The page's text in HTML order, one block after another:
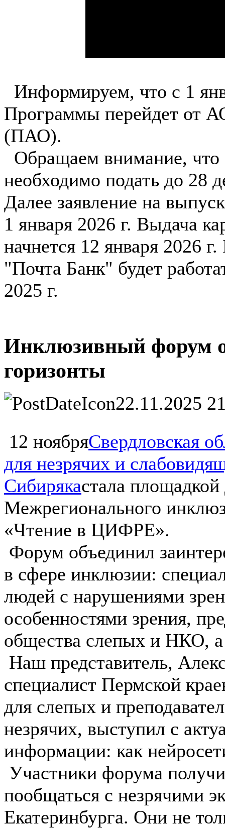
Информируем, что с 1
Программы перейдет от
(ПАО).
Обращаем внимание, что
необходимо подать до 28
Далее заявление на
1 января 2026 г. Выдача
начнется 12 января 2026
"Почта Банк" будет
2025 г.
Инклюзивный форум
горизонты
22.11.2025
12 ноябряСвердловская
для незрячих и
Сибирякастала
Межрегионального
«Чтение в ЦИФРЕ».
Форум объединил
в сфере инклюзии:
людей с нарушениями
особенностями зрения,
общества слепых и НКО, а
Наш представитель,
специалист Пермской
для слепых и
незрячих, выступил с
информации: как
Участники форума
пообщаться с незрячими
Екатеринбурга. Они не